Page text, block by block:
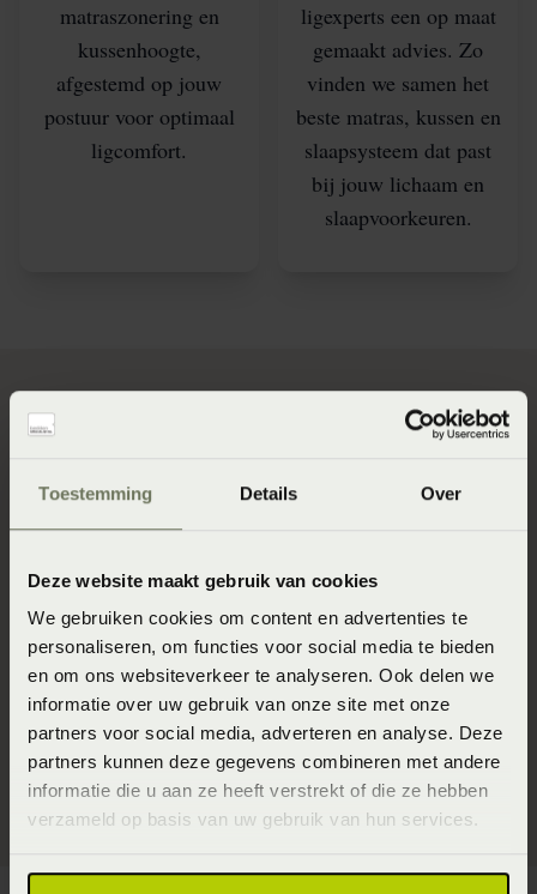
Toestemming Details Over
Deze website maakt gebruik van cookies
We gebruiken cookies om content en advertenties te
personaliseren, om functies voor social media te bieden
en om ons websiteverkeer te analyseren. Ook delen we
informatie over uw gebruik van onze site met onze
partners voor social media, adverteren en analyse. Deze
partners kunnen deze gegevens combineren met andere
informatie die u aan ze heeft verstrekt of die ze hebben
verzameld op basis van uw gebruik van hun services.
matraszonering en
kussenhoogte,
afgestemd op jouw
postuur voor optimaal
ligcomfort.
ligexperts een op maat
gemaakt advies. Zo
vinden we samen het
beste matras, kussen en
slaapsysteem dat past
bij jouw lichaam en
slaapvoorkeuren.
Hoe weet je of je nu al goed
ligt?
Als je wilt weten of je momenteel wel goed ligt maak
dan gebruik van onze SlaapSelfie service. Maak een foto
van jouw lighouding en krijg advies van onze
SlaapFysiotherapeut Hidde Hulshof over jouw
lighouding en tips hoe je deze zou kunnen verbeteren.
Lees hier meer over de SlaapSelfie.